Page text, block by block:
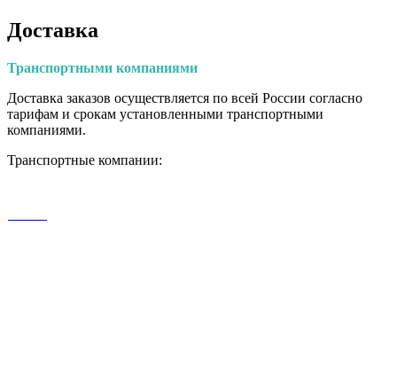
Доставка
Транспортными компаниями
Доставка заказов осуществляется по всей России согласно
тарифам и срокам установленными транспортными
компаниями.
Транспортные компании: